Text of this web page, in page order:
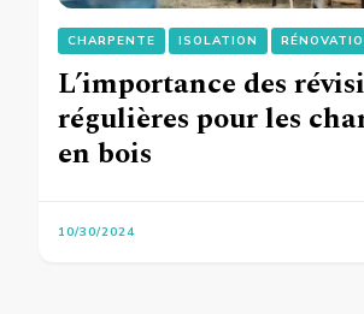
CHARPENTE ISOLATION
L’importance des
régulières pour les
en bois
10/30/2024